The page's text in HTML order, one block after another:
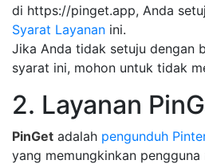
di https://pinget.app, Anda
Syarat Layanan ini.
Jika Anda tidak setuju dengan
syarat ini, mohon untuk tidak
2. Layanan
PinGet adalah pengunduh
yang memungkinkan